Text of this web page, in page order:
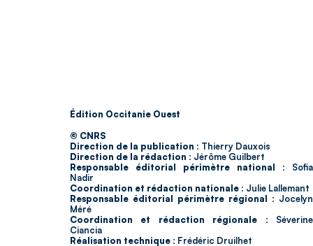
Édition Occitanie Ouest
© CNRS
Direction de la publication : Thierry Dauxois
Direction de la rédaction : Jérôme Guilbert
Responsable éditorial périmètre national : Sofia
Nadir
Coordination et rédaction nationale : Julie Lallemant
Responsable éditorial périmètre régional : Jocelyn
Méré
Coordination et rédaction régionale : Séverine
Ciancia
Réalisation technique : Frédéric Druilhet